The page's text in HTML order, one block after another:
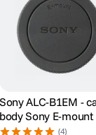
Sony ALC-B1EM -
body Sony E-mount
(4)